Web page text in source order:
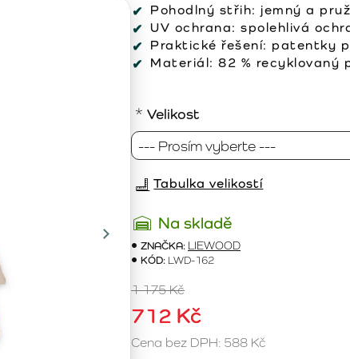
Pohodlný střih: jemný a
UV ochrana: spolehlivá
Praktické řešení: patentky
Materiál: 82 % recyklovaný
Na skladě
ZNAČKA: LIEWOOD
KÓD: LWD-162
712 Kč
1 175 Kč
Cena bez DPH: 588 Kč
Velikost
Tabulka velikostí